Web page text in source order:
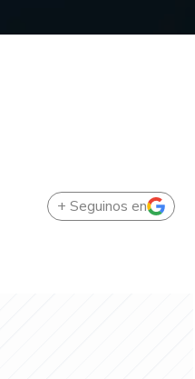
+ Seguinos en